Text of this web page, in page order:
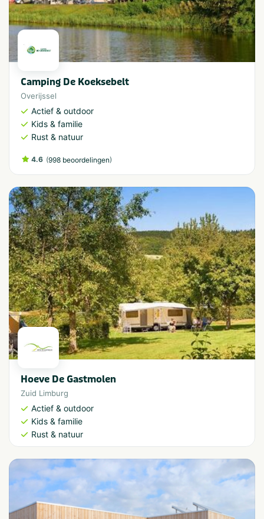
Camping De Koeksebelt
Overijssel
Actief & outdoor
Kids & familie
Rust & natuur
4.6 (998 beoordelingen)
Hoeve De Gastmolen
Zuid Limburg
Actief & outdoor
Kids & familie
Rust & natuur